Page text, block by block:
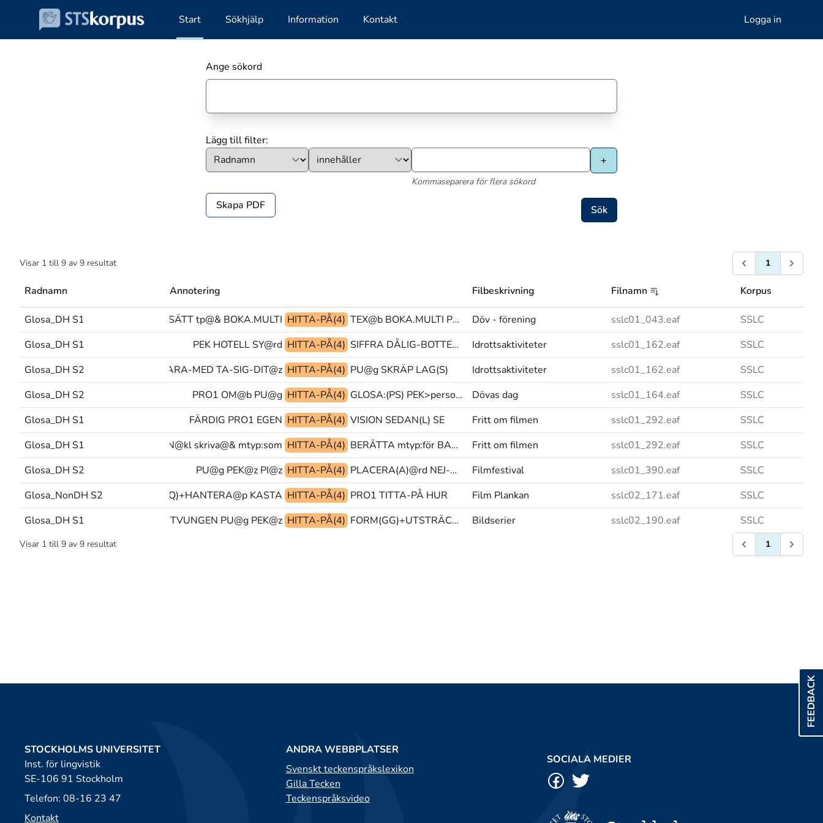
Start Sökhjälp Information Kontakt Logga in
Ange sökord
Lägg till filter:
Kommaseparera för flera sökord
Skapa PDF
Visar 1 till 9 av 9 resultat 1
Radnamn Annotering Filbeskrivning Filnamn Korpus
Glosa_DH S1 SÄTT tp@& BOKA.MULTI HITTA-PÅ(4) TEX@b BOKA.MULTI PEK Döv - förening sslc01_043.eaf
SSLC
Glosa_DH S1
PEK HOTELL SY@rd HITTA-PÅ(4) SIFFRA DÅLIG-BOTTEN FAST(ml) Idrottsaktiviteter sslc01_162.eaf
SSLC
Glosa_DH S2
SIST VARA-MED TA-SIG-DIT@z HITTA-PÅ(4) PU@g SKRÄP LAG(S) Idrottsaktiviteter sslc01_162.eaf
SSLC
Glosa_DH S2
PRO1 OM@b PU@g HITTA-PÅ(4) GLOSA:(PS) PEK>person MENA Dövas dag sslc01_164.eaf
SSLC
Glosa_DH S1
FÄRDIG PRO1 EGEN HITTA-PÅ(4) VISION SEDAN(L) SE Fritt om filmen sslc01_292.eaf
SSLC
Glosa_DH S1
PERSON@kl skriva@& mtyp:som HITTA-PÅ(4) BERÄTTA mtyp:för BARN Fritt om filmen sslc01_292.eaf
SSLC
Glosa_DH S2
PU@g PEK@z PI@z HITTA-PÅ(4) PLACERA(A)@rd NEJ-NEHEJ(J) PRO1 Filmfestival sslc01_390.eaf
SSLC
Glosa_NonDH S2grepp(a)@hd GREPP(Q)+HANTERA@p KASTA HITTA-PÅ(4) PRO1 TITTA-PÅ HUR Film Plankan sslc02_171.eaf
SSLC
Glosa_DH S1
TVUNGEN PU@g PEK@z HITTA-PÅ(4) FORM(GG)+UTSTRÄCKNING@p SLÄGGA GREPP(GG)+HANTERA@p@rd Bildserier sslc02_190.eaf SSLC
Visar 1 till 9 av 9 resultat 1
FEEDBACK
STOCKHOLMS UNIVERSITET
Inst. för lingvistik
SE-106 91 Stockholm
Telefon: 08-16 23 47
Kontakt
ANDRA WEBBPLATSER
Svenskt teckenspråkslexikon
Gilla Tecken
Teckenspråksvideo
SOCIALA MEDIER